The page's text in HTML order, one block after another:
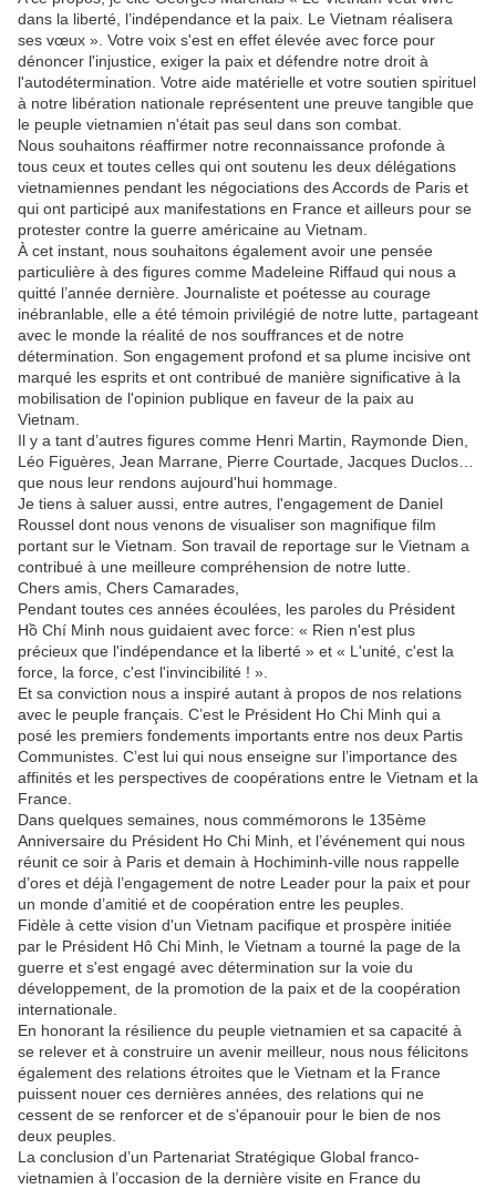
dans la liberté, l’indépendance et la paix. Le Vietnam réalisera
ses vœux ». Votre voix s'est en effet élevée avec force pour
dénoncer l'injustice, exiger la paix et défendre notre droit à
l'autodétermination. Votre aide matérielle et votre soutien spirituel
à notre libération nationale représentent une preuve tangible que
le peuple vietnamien n'était pas seul dans son combat.
Nous souhaitons réaffirmer notre reconnaissance profonde à
tous ceux et toutes celles qui ont soutenu les deux délégations
vietnamiennes pendant les négociations des Accords de Paris et
qui ont participé aux manifestations en France et ailleurs pour se
protester contre la guerre américaine au Vietnam.
À cet instant, nous souhaitons également avoir une pensée
particulière à des figures comme Madeleine Riffaud qui nous a
quitté l’année dernière. Journaliste et poétesse au courage
inébranlable, elle a été témoin privilégié de notre lutte, partageant
avec le monde la réalité de nos souffrances et de notre
détermination. Son engagement profond et sa plume incisive ont
marqué les esprits et ont contribué de manière significative à la
mobilisation de l'opinion publique en faveur de la paix au
Vietnam.
Il y a tant d’autres figures comme Henri Martin, Raymonde Dien,
Léo Figuères, Jean Marrane, Pierre Courtade, Jacques Duclos…
que nous leur rendons aujourd'hui hommage.
Je tiens à saluer aussi, entre autres, l'engagement de Daniel
Roussel dont nous venons de visualiser son magnifique film
portant sur le Vietnam. Son travail de reportage sur le Vietnam a
contribué à une meilleure compréhension de notre lutte.
Chers amis, Chers Camarades,
Pendant toutes ces années écoulées, les paroles du Président
Hồ Chí Minh nous guidaient avec force: « Rien n'est plus
précieux que l'indépendance et la liberté » et « L'unité, c'est la
force, la force, c'est l'invincibilité ! ».
Et sa conviction nous a inspiré autant à propos de nos relations
avec le peuple français. C’est le Président Ho Chi Minh qui a
posé les premiers fondements importants entre nos deux Partis
Communistes. C’est lui qui nous enseigne sur l’importance des
affinités et les perspectives de coopérations entre le Vietnam et la
France.
Dans quelques semaines, nous commémorons le 135ème
Anniversaire du Président Ho Chi Minh, et l’événement qui nous
réunit ce soir à Paris et demain à Hochiminh-ville nous rappelle
d’ores et déjà l’engagement de notre Leader pour la paix et pour
un monde d’amitié et de coopération entre les peuples.
Fidèle à cette vision d'un Vietnam pacifique et prospère initiée
par le Président Hô Chi Minh, le Vietnam a tourné la page de la
guerre et s'est engagé avec détermination sur la voie du
développement, de la promotion de la paix et de la coopération
internationale.
En honorant la résilience du peuple vietnamien et sa capacité à
se relever et à construire un avenir meilleur, nous nous félicitons
également des relations étroites que le Vietnam et la France
puissent nouer ces dernières années, des relations qui ne
cessent de se renforcer et de s'épanouir pour le bien de nos
deux peuples.
La conclusion d’un Partenariat Stratégique Global franco-
vietnamien à l’occasion de la dernière visite en France du